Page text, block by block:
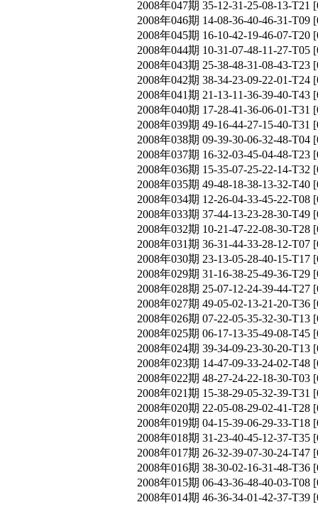
2008年047期 35-12-31-25-08-13-
2008年046期 14-08-36-40-46-31-
2008年045期 16-10-42-19-46-07-
2008年044期 10-31-07-48-11-27-
2008年043期 25-38-48-31-08-43-
2008年042期 38-34-23-09-22-01-
2008年041期 21-13-11-36-39-40-
2008年040期 17-28-41-36-06-01-
2008年039期 49-16-44-27-15-40-
2008年038期 09-39-30-06-32-48-
2008年037期 16-32-03-45-04-48-
2008年036期 15-35-07-25-22-14-
2008年035期 49-48-18-38-13-32-
2008年034期 12-26-04-33-45-22-
2008年033期 37-44-13-23-28-30-
2008年032期 10-21-47-22-08-30-
2008年031期 36-31-44-33-28-12-
2008年030期 23-13-05-28-40-15-
2008年029期 31-16-38-25-49-36-
2008年028期 25-07-12-24-39-44-
2008年027期 49-05-02-13-21-20-
2008年026期 07-22-05-35-32-30-
2008年025期 06-17-13-35-49-08-
2008年024期 39-34-09-23-30-20-
2008年023期 14-47-09-33-24-02-
2008年022期 48-27-24-22-18-30-
2008年021期 15-38-29-05-32-39-
2008年020期 22-05-08-29-02-41-
2008年019期 04-15-39-06-29-33-
2008年018期 31-23-40-45-12-37-
2008年017期 26-32-39-07-30-24-
2008年016期 38-30-02-16-31-48-
2008年015期 06-43-36-48-40-03-
2008年014期 46-36-34-01-42-37-